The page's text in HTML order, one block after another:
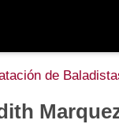
de